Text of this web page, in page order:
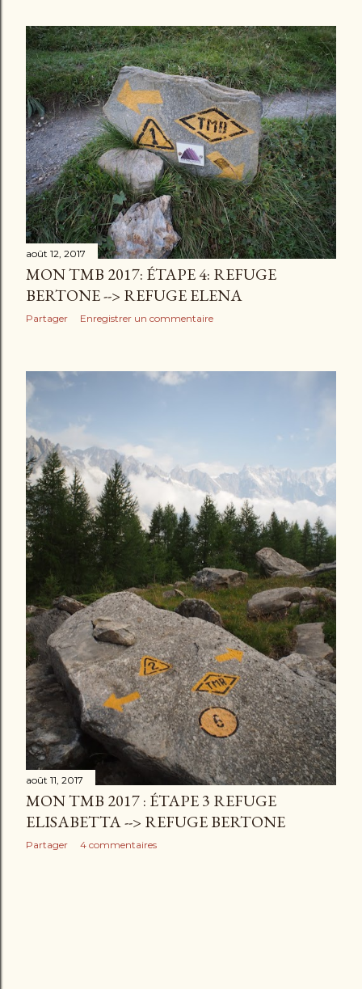
août 12, 2017
MON TMB 2017: ÉTAPE 4: REFUGE
BERTONE --> REFUGE ELENA
Partager Enregistrer un commentaire
août 11, 2017
MON TMB 2017 : ÉTAPE 3 REFUGE
ELISABETTA --> REFUGE BERTONE
Partager 4 commentaires